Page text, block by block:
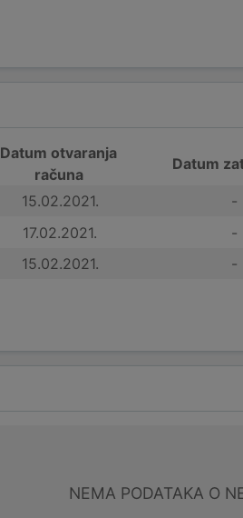
Datum otvaranja
računa
Datum
15.02.2021. -
17.02.2021. -
15.02.2021. -
NEMA PODATAKA O